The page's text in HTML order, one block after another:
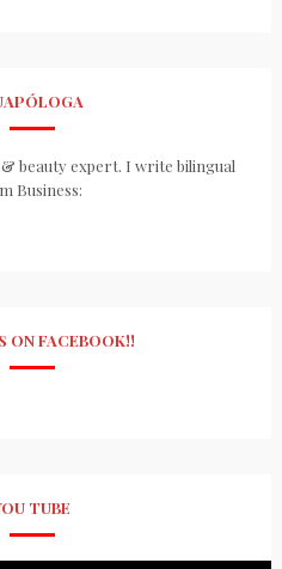
& beauty expert. I write bilingual
Business:
ON FACEBOOK!!
TUBE